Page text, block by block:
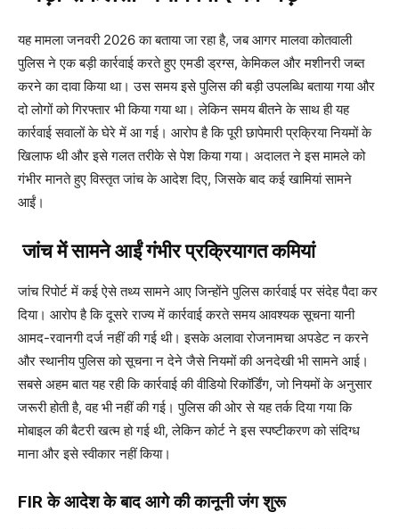
यह मामला जनवरी 2026 का बताया जा रहा है, जब आगर मालवा कोतवाली
पुलिस ने एक बड़ी कार्रवाई करते हुए एमडी ड्रग्स, केमिकल और मशीनरी जब्त
करने का दावा किया था। उस समय इसे पुलिस की बड़ी उपलब्धि बताया गया और
दो लोगों को गिरफ्तार भी किया गया था। लेकिन समय बीतने के साथ ही यह
कार्रवाई सवालों के घेरे में आ गई। आरोप है कि पूरी छापेमारी प्रक्रिया नियमों के
खिलाफ थी और इसे गलत तरीके से पेश किया गया। अदालत ने इस मामले को
गंभीर मानते हुए विस्तृत जांच के आदेश दिए, जिसके बाद कई खामियां सामने
आईं।
जांच में सामने आईं गंभीर प्रक्रियागत कमियां
जांच रिपोर्ट में कई ऐसे तथ्य सामने आए जिन्होंने पुलिस कार्रवाई पर संदेह पैदा कर
दिया। आरोप है कि दूसरे राज्य में कार्रवाई करते समय आवश्यक सूचना यानी
आमद-रवानगी दर्ज नहीं की गई थी। इसके अलावा रोजनामचा अपडेट न करने
और स्थानीय पुलिस को सूचना न देने जैसे नियमों की अनदेखी भी सामने आई।
सबसे अहम बात यह रही कि कार्रवाई की वीडियो रिकॉर्डिंग, जो नियमों के अनुसार
जरूरी होती है, वह भी नहीं की गई। पुलिस की ओर से यह तर्क दिया गया कि
मोबाइल की बैटरी खत्म हो गई थी, लेकिन कोर्ट ने इस स्पष्टीकरण को संदिग्ध
माना और इसे स्वीकार नहीं किया।
FIR के आदेश के बाद आगे की कानूनी जंग शुरू